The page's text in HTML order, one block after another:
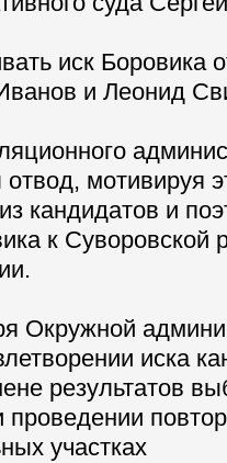
иск Боровика
и Леонид
мотивируя
кандидатов и
к Суворовской
Окружной
иска
результатов
участках